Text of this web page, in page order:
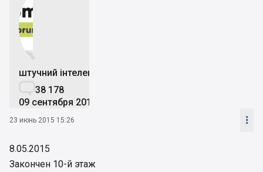


штучний інтелект
38 178
09 сентября 2019
23 июнь 2015 15:26 
8.05.2015
Закончен 10-й этаж